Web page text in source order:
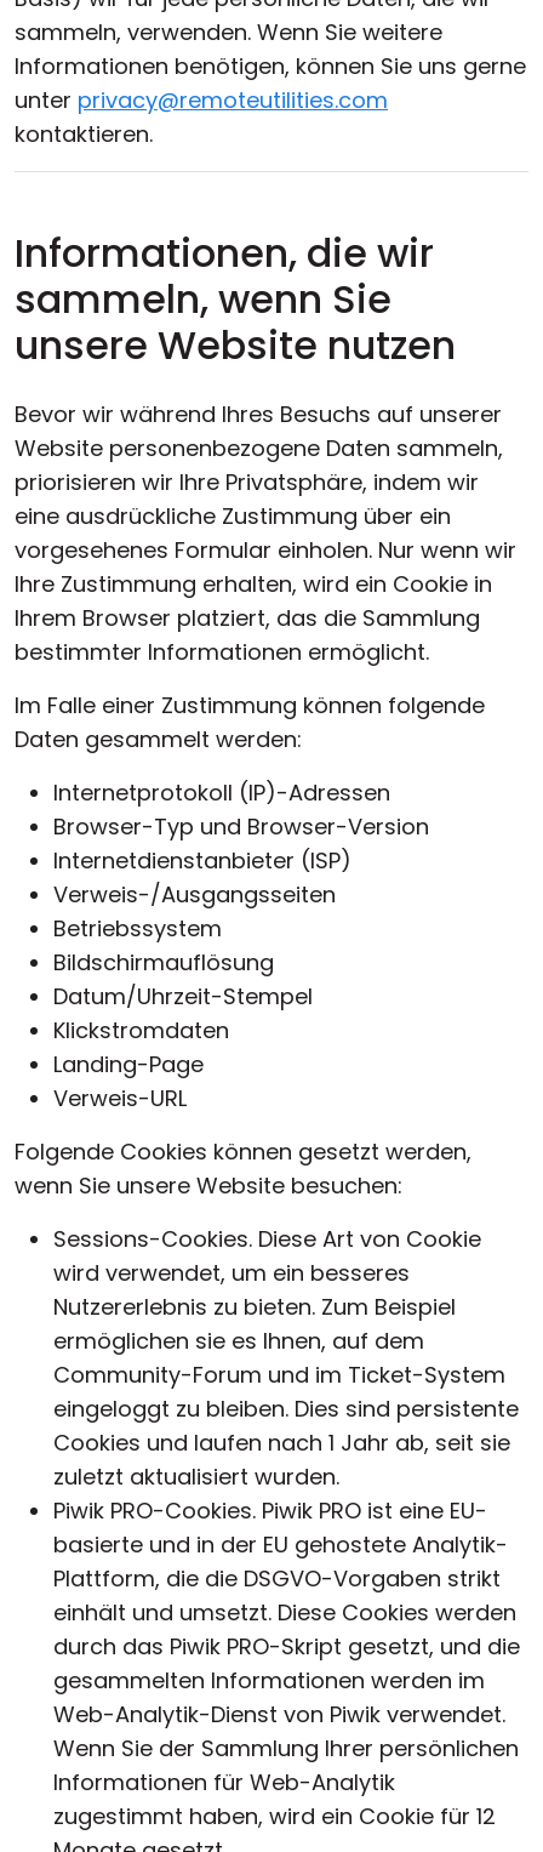
sammeln, verwenden. Wenn Sie weitere
Informationen benötigen, können Sie uns gerne
unter privacy@remoteutilities.com
kontaktieren.
Informationen, die wir
sammeln, wenn Sie
unsere Website nutzen
Bevor wir während Ihres Besuchs auf unserer
Website personenbezogene Daten sammeln,
priorisieren wir Ihre Privatsphäre, indem wir
eine ausdrückliche Zustimmung über ein
vorgesehenes Formular einholen. Nur wenn wir
Ihre Zustimmung erhalten, wird ein Cookie in
Ihrem Browser platziert, das die Sammlung
bestimmter Informationen ermöglicht.
Im Falle einer Zustimmung können folgende
Daten gesammelt werden:
Internetprotokoll (IP)-Adressen
Browser-Typ und Browser-Version
Internetdienstanbieter (ISP)
Verweis-/Ausgangsseiten
Betriebssystem
Bildschirmauflösung
Datum/Uhrzeit-Stempel
Klickstromdaten
Landing-Page
Verweis-URL
Folgende Cookies können gesetzt werden,
wenn Sie unsere Website besuchen:
Sessions-Cookies. Diese Art von Cookie
wird verwendet, um ein besseres
Nutzererlebnis zu bieten. Zum Beispiel
ermöglichen sie es Ihnen, auf dem
Community-Forum und im Ticket-System
eingeloggt zu bleiben. Dies sind persistente
Cookies und laufen nach 1 Jahr ab, seit sie
zuletzt aktualisiert wurden.
Piwik PRO-Cookies. Piwik PRO ist eine EU-
basierte und in der EU gehostete Analytik-
Plattform, die die DSGVO-Vorgaben strikt
einhält und umsetzt. Diese Cookies werden
durch das Piwik PRO-Skript gesetzt, und die
gesammelten Informationen werden im
Web-Analytik-Dienst von Piwik verwendet.
Wenn Sie der Sammlung Ihrer persönlichen
Informationen für Web-Analytik
zugestimmt haben, wird ein Cookie für 12